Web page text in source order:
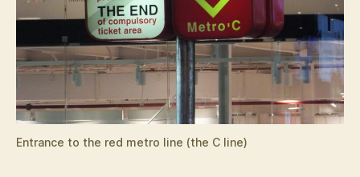
Entrance to the red metro line (the C line)